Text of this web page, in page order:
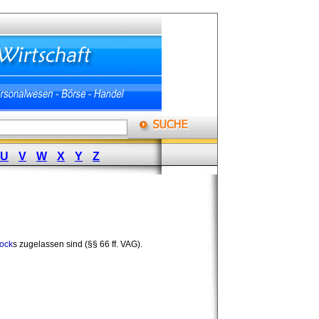
U V W X Y Z
s zugelassen sind (§§ 66 ff. VAG).